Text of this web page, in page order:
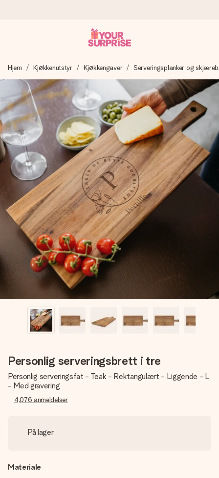
Vi lager dine gaver med omtanke og sender den avgårde så
raskt som mulig - slik at du kan gi gaven i tide, når den betyr
aller mest.
4,5 (basert på +15 000 anmeldelser)
Gavene våre inspirerer. Kundene gir oss 4,5 på Google
Reviews.
Gratis kort med hilsen
Lag noe unikt med bare noen få steg - med hennes navn,
et bilde av dere eller en beskjed som virkelig berører
hjertet. Ikke noe tull, bare masse kjærlighet i øyeblikket.
Hjem Kjøkkenutstyr Kjøkkengaver Serveringsplanker og
Personlig serveringsbrett i tre
Personlig serveringsfat - Teak - Rektangulært - Liggende - L
- Med gravering
4,076 anmeldelser
På lager
Materiale